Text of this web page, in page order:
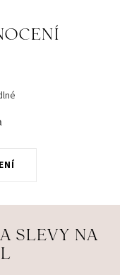
SLEVY NA